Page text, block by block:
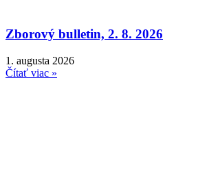
Zborový bulletin, 2. 8. 2026
1. augusta 2026
Čítať viac »